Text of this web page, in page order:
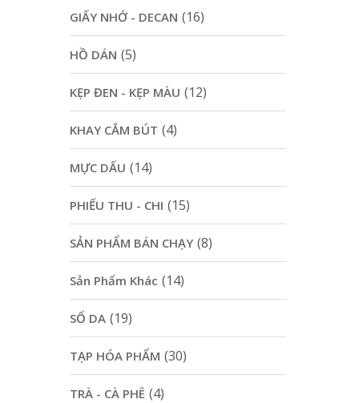
GIẤY NHỚ - DECAN (16)
HỒ DÁN (5)
KẸP ĐEN - KẸP MÀU (12)
KHAY CẮM BÚT (4)
MỰC DẤU (14)
PHIẾU THU - CHI (15)
SẢN PHẨM BÁN CHẠY (8)
Sản Phẩm Khác (14)
SỔ DA (19)
TẠP HÓA PHẨM (30)
TRÀ - CÀ PHÊ (4)